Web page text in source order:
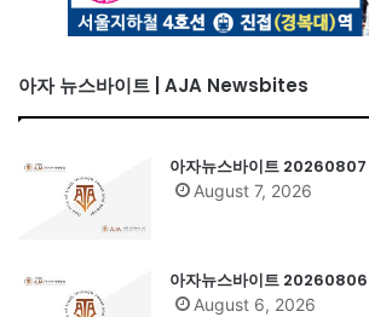
아자 뉴스바이트 | AJA Newsbites
아자뉴스바이트 20260807
August 7, 2026
아자뉴스바이트 20260806
August 6, 2026